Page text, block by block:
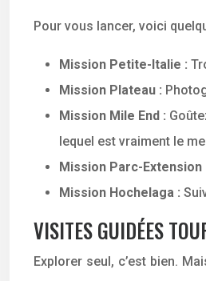
Pour vous lancer, voici
Mission Petite-Italie :
Mission Plateau :
Mission Mile End :
lequel est vraiment le
Mission Parc-Extension
Mission Hochelaga :
VISITES GUIDÉES
Explorer seul, c’est bien.